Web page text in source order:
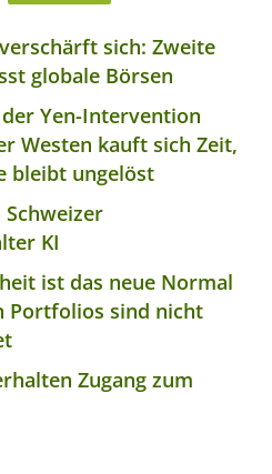
sich: Zweite
globale Börsen
Yen-Intervention
Westen kauft sich Zeit,
bleibt ungelöst
Schweizer
KI
ist das neue Normal
Portfolios sind nicht
Zugang zum